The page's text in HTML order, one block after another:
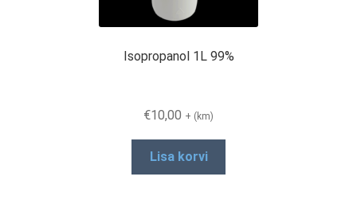
Isopropanol 1L 99%
€10,00 + (km)
Lisa korvi